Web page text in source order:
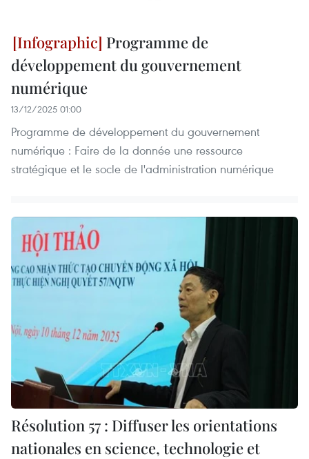
Programme de
développement du gouvernement
numérique
13/12/2025 01:00
Programme de développement du gouvernement
numérique : Faire de la donnée une ressource
stratégique et le socle de l'administration numérique
Résolution 57 : Diffuser les orientations
nationales en science, technologie et